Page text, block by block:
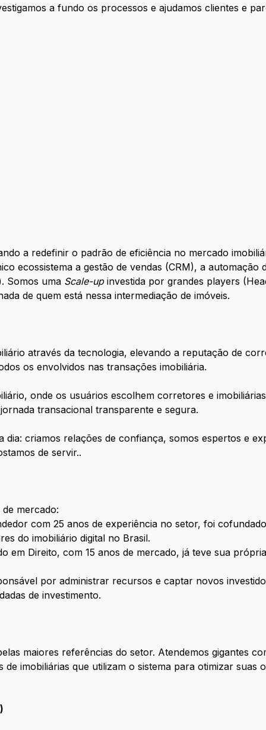
a fundo os processos e ajudamos clientes e
a redefinir o padrão de eficiência no mercado
ecossistema a gestão de vendas (CRM), a
Somos uma Scale-upinvestida por grandes players
de quem está nessa intermediação de imóveis.
através da tecnologia, elevando a reputação de
os envolvidos nas transações imobiliária.
onde os usuários escolhem corretores e
transacional transparente e segura.
dia: criamos relações de confiança, somos espertos e
de servir..
mercado:
com 25 anos de experiência no setor, foi
do imobiliário digital no Brasil.
em Direito, com 15 anos de mercado, já teve sua
por administrar recursos e captar novos
de investimento.
maiores referências do setor. Atendemos gigantes
de imobiliárias que utilizam o sistema para otimizar suas